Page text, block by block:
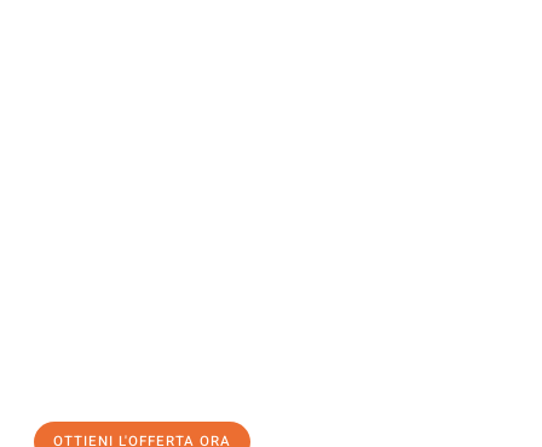
OTTIENI L'OFFERTA ORA